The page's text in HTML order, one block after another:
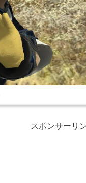
スポンサーリ